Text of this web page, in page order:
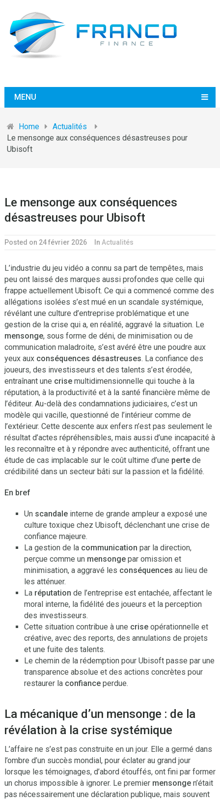
MENU
Home
Actualités
Le mensonge aux conséquences désastreuses pour
Ubisoft
Le mensonge aux conséquences
désastreuses pour Ubisoft
Posted on 24 février 2026 In Actualités
L’industrie du jeu vidéo a connu sa part de tempêtes, mais
peu ont laissé des marques aussi profondes que celle qui
frappe actuellement Ubisoft. Ce qui a commencé comme des
allégations isolées s’est mué en un scandale systémique,
révélant une culture d’entreprise problématique et une
gestion de la crise qui a, en réalité, aggravé la situation. Le
mensonge, sous forme de déni, de minimisation ou de
communication maladroite, s’est avéré être une poudre aux
yeux aux conséquences désastreuses. La confiance des
joueurs, des investisseurs et des talents s’est érodée,
entraînant une crisemultidimensionnelle qui touche à la
réputation, à la productivité et à la santé financière même de
l’éditeur. Au-delà des condamnations judiciaires, c’est un
modèle qui vacille, questionné de l’intérieur comme de
l’extérieur. Cette descente aux enfers n’est pas seulement le
résultat d’actes répréhensibles, mais aussi d’une incapacité à
les reconnaître et à y répondre avec authenticité, offrant une
étude de cas implacable sur le coût ultime d’une pertede
crédibilité dans un secteur bâti sur la passion et la fidélité.
En bref
Un scandaleinterne de grande ampleur a exposé une
culture toxique chez Ubisoft, déclenchant une crise de
confiance majeure.
La gestion de la communication par la direction,
perçue comme un mensongepar omission et
minimisation, a aggravé les conséquences au lieu de
les atténuer.
La réputation de l’entreprise est entachée, affectant le
moral interne, la fidélité des joueurs et la perception
des investisseurs.
Cette situation contribue à une criseopérationnelle et
créative, avec des reports, des annulations de projets
et une fuite des talents.
Le chemin de la rédemption pour Ubisoft passe par une
transparence absolue et des actions concrètes pour
restaurer la confianceperdue.
La mécanique d’un mensonge : de la
révélation à la crise systémique
L’affaire ne s’est pas construite en un jour. Elle a germé dans
l’ombre d’un succès mondial, pour éclater au grand jour
lorsque les témoignages, d’abord étouffés, ont fini par former
un chorus impossible à ignorer. Le premier mensongen’était
pas nécessairement une déclaration publique, mais souvent